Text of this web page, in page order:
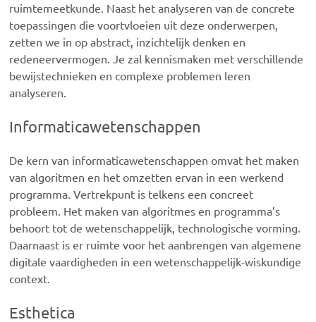
ruimtemeetkunde. Naast het analyseren van de concrete
toepassingen die voortvloeien uit deze onderwerpen,
zetten we in op abstract, inzichtelijk denken en
redeneervermogen. Je zal kennismaken met verschillende
bewijstechnieken en complexe problemen leren
analyseren.
Informaticawetenschappen
De kern van informaticawetenschappen omvat het maken
van algoritmen en het omzetten ervan in een werkend
programma. Vertrekpunt is telkens een concreet
probleem. Het maken van algoritmes en programma’s
behoort tot de wetenschappelijk, technologische vorming.
Daarnaast is er ruimte voor het aanbrengen van algemene
digitale vaardigheden in een wetenschappelijk-wiskundige
context.
Esthetica